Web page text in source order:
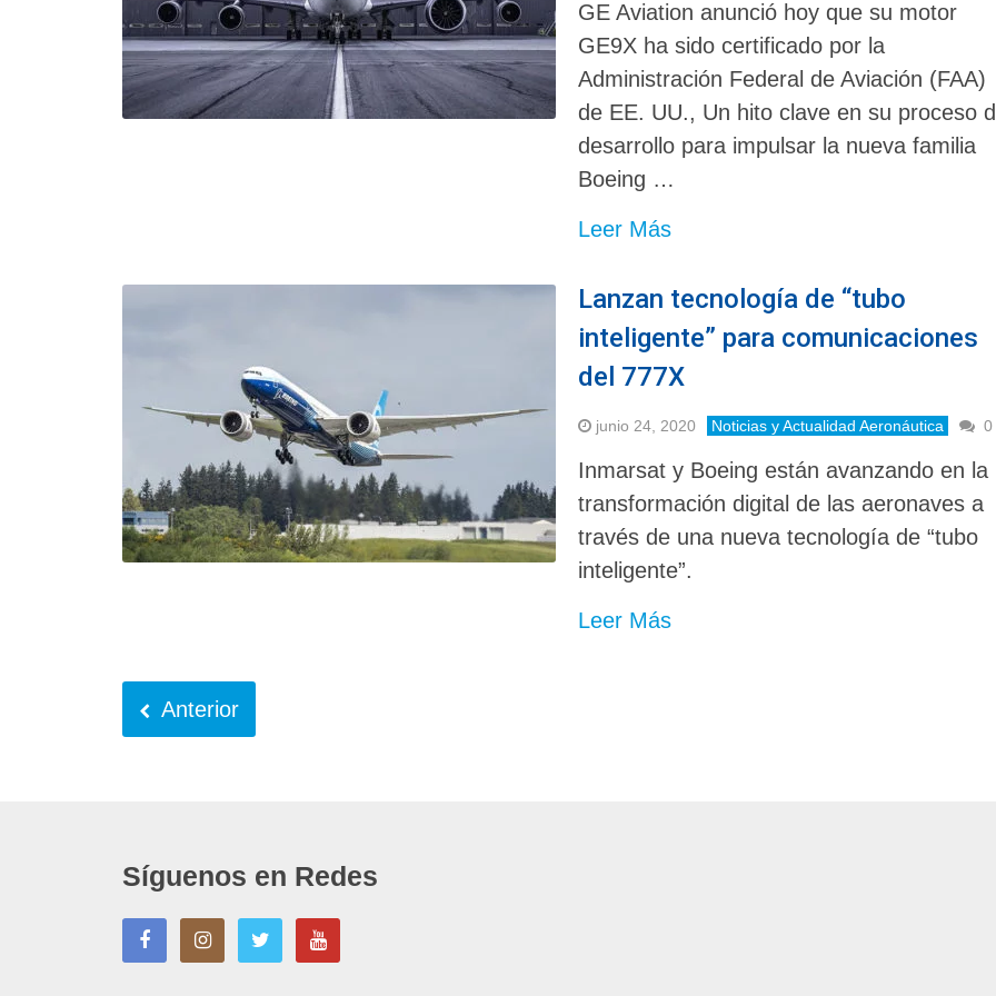
GE Aviation anunció hoy que su motor
GE9X ha sido certificado por la
Administración Federal de Aviación (FAA)
de EE. UU., Un hito clave en su proceso
desarrollo para impulsar la nueva familia
Boeing …
Leer Más
Lanzan tecnología de “tubo
inteligente” para comunicaciones
del 777X
junio 24, 2020 Noticias y Actualidad Aeronáutica 0
Inmarsat y Boeing están avanzando en la
transformación digital de las aeronaves a
través de una nueva tecnología de “tubo
inteligente”.
Leer Más
Anterior
Síguenos en Redes